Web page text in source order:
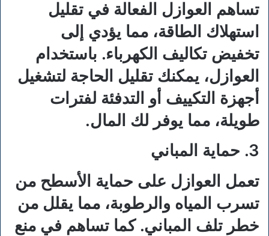
تساهم العوازل الفعالة في تقليل
استهلاك الطاقة، مما يؤدي إلى
تخفيض تكاليف الكهرباء. باستخدام
العوازل، يمكنك تقليل الحاجة لتشغيل
أجهزة التكييف أو التدفئة لفترات
طويلة، مما يوفر لك المال.
3. حماية المباني
تعمل العوازل على حماية الأسطح من
تسرب المياه والرطوبة، مما يقلل من
خطر تلف المباني. كما تساهم في منع